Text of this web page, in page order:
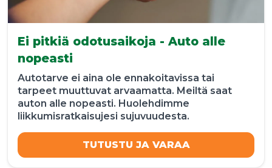
Ei pitkiä odotusaikoja - Auto alle
nopeasti
Autotarve ei aina ole ennakoitavissa tai
tarpeet muuttuvat arvaamatta. Meiltä saat
auton alle nopeasti. Huolehdimme
liikkumisratkaisujesi sujuvuudesta.
TUTUSTU JA VARAA